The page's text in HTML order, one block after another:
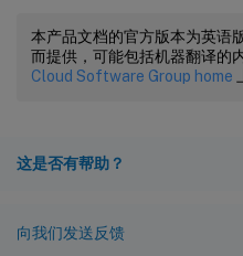
本产品文档的官方版本为英语
而提供，可能包括机器翻译的
Cloud Software Group home
这是否有帮助？
向我们发送反馈